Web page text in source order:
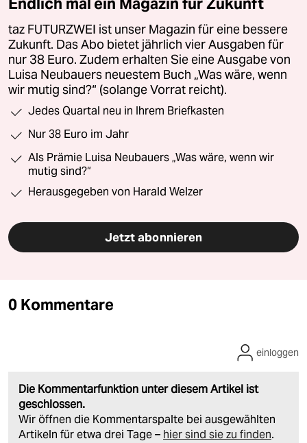
taz FUTURZWEI ist unser Magazin für eine bessere
Zukunft. Das Abo bietet jährlich vier Ausgaben für
nur 38 Euro. Zudem erhalten Sie eine Ausgabe von
Luisa Neubauers neuestem Buch „Was wäre, wenn
wir mutig sind?“ (solange Vorrat reicht).
Jedes Quartal neu in Ihrem Briefkasten
Nur 38 Euro im Jahr
Als Prämie Luisa Neubauers „Was wäre, wenn wir
mutig sind?“
Herausgegeben von Harald Welzer
Jetzt abonnieren
0 Kommentare
Die Kommentarfunktion unter diesem Artikel ist
geschlossen.
Wir öffnen die Kommentarspalte bei ausgewählten
Artikeln für etwa drei Tage – hier sind sie zu finden.
einloggen